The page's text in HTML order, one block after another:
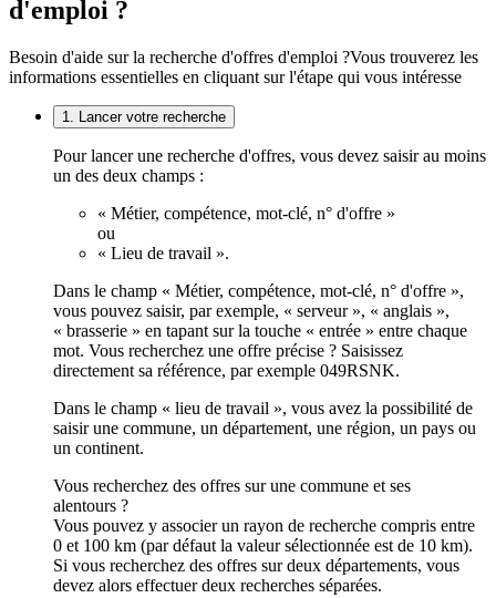
d'emploi ?
Besoin d'aide sur la recherche d'offres d'emploi ?Vous trouverez les
informations essentielles en cliquant sur l'étape qui vous intéresse
1. Lancer votre recherche
Pour lancer une recherche d'offres, vous devez saisir au moins
un des deux champs :
« Métier, compétence, mot-clé, n° d'offre »
ou
« Lieu de travail ».
Dans le champ « Métier, compétence, mot-clé, n° d'offre »,
vous pouvez saisir, par exemple, « serveur », « anglais »,
« brasserie » en tapant sur la touche « entrée » entre chaque
mot. Vous recherchez une offre précise ? Saisissez
directement sa référence, par exemple 049RSNK.
Dans le champ « lieu de travail », vous avez la possibilité de
saisir une commune, un département, une région, un pays ou
un continent.
Vous recherchez des offres sur une commune et ses
alentours ?
Vous pouvez y associer un rayon de recherche compris entre
0 et 100 km (par défaut la valeur sélectionnée est de 10 km).
Si vous recherchez des offres sur deux départements, vous
devez alors effectuer deux recherches séparées.